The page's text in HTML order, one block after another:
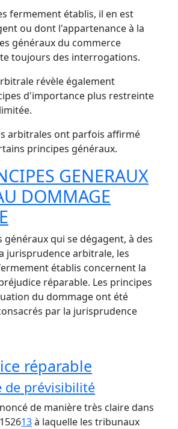
fermement établis, il en est
ou dont l'appartenance à la
généraux du commerce
toujours des interrogations.
révèle également
d'importance plus restreinte
arbitrales ont parfois affirmé
principes généraux.
GENERAUX
DOMMAGE
généraux qui se dégagent, à des
jurisprudence arbitrale, les
établis concernent la
réparable. Les principes
du dommage ont été
par la jurisprudence
réparable
de prévisibilité
de manière très claire dans
13à laquelle les tribunaux